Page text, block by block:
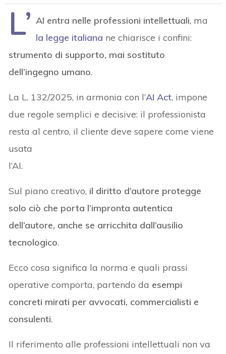
L’ AI entra nelle professioni intellettuali, ma
la legge italiana ne chiarisce i confini:
strumento di supporto, mai sostituto
dell’ingegno umano.
La L. 132/2025, in armonia con l’AI Act, impone
due regole semplici e decisive: il professionista
resta al centro, il cliente deve sapere come viene
usata
l’AI.
Sul piano creativo, il diritto d’autore protegge
solo ciò che porta l’impronta autentica
dell’autore, anche se arricchita dall’ausilio
tecnologico.
Ecco cosa significa la norma e quali prassi
operative comporta, partendo da esempi
concreti mirati per avvocati, commercialisti e
consulenti.
Il riferimento alle professioni intellettuali non va